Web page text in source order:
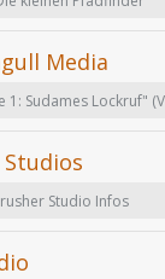
Media
Studio Infos